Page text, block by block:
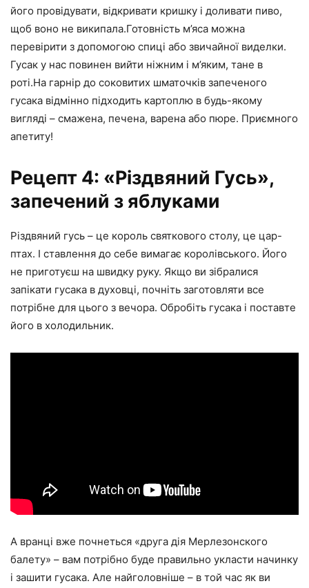
його провідувати, відкривати кришку і доливати пиво,
щоб воно не википала.Готовність м’яса можна
перевірити з допомогою спиці або звичайної виделки.
Гусак у нас повинен вийти ніжним і м’яким, тане в
роті.На гарнір до соковитих шматочків запеченого
гусака відмінно підходить картоплю в будь-якому
вигляді – смажена, печена, варена або пюре. Приємного
апетиту!
Рецепт 4: «Різдвяний Гусь»,
запечений з яблуками
Різдвяний гусь – це король святкового столу, це цар-
птах. І ставлення до себе вимагає королівського. Його
не приготуєш на швидку руку. Якщо ви зібралися
запікати гусака в духовці, почніть заготовляти все
потрібне для цього з вечора. Обробіть гусака і поставте
його в холодильник.
А вранці вже почнеться «друга дія Мерлезонского
балету» – вам потрібно буде правильно укласти начинку
і зашити гусака. Але найголовніше – в той час як ви